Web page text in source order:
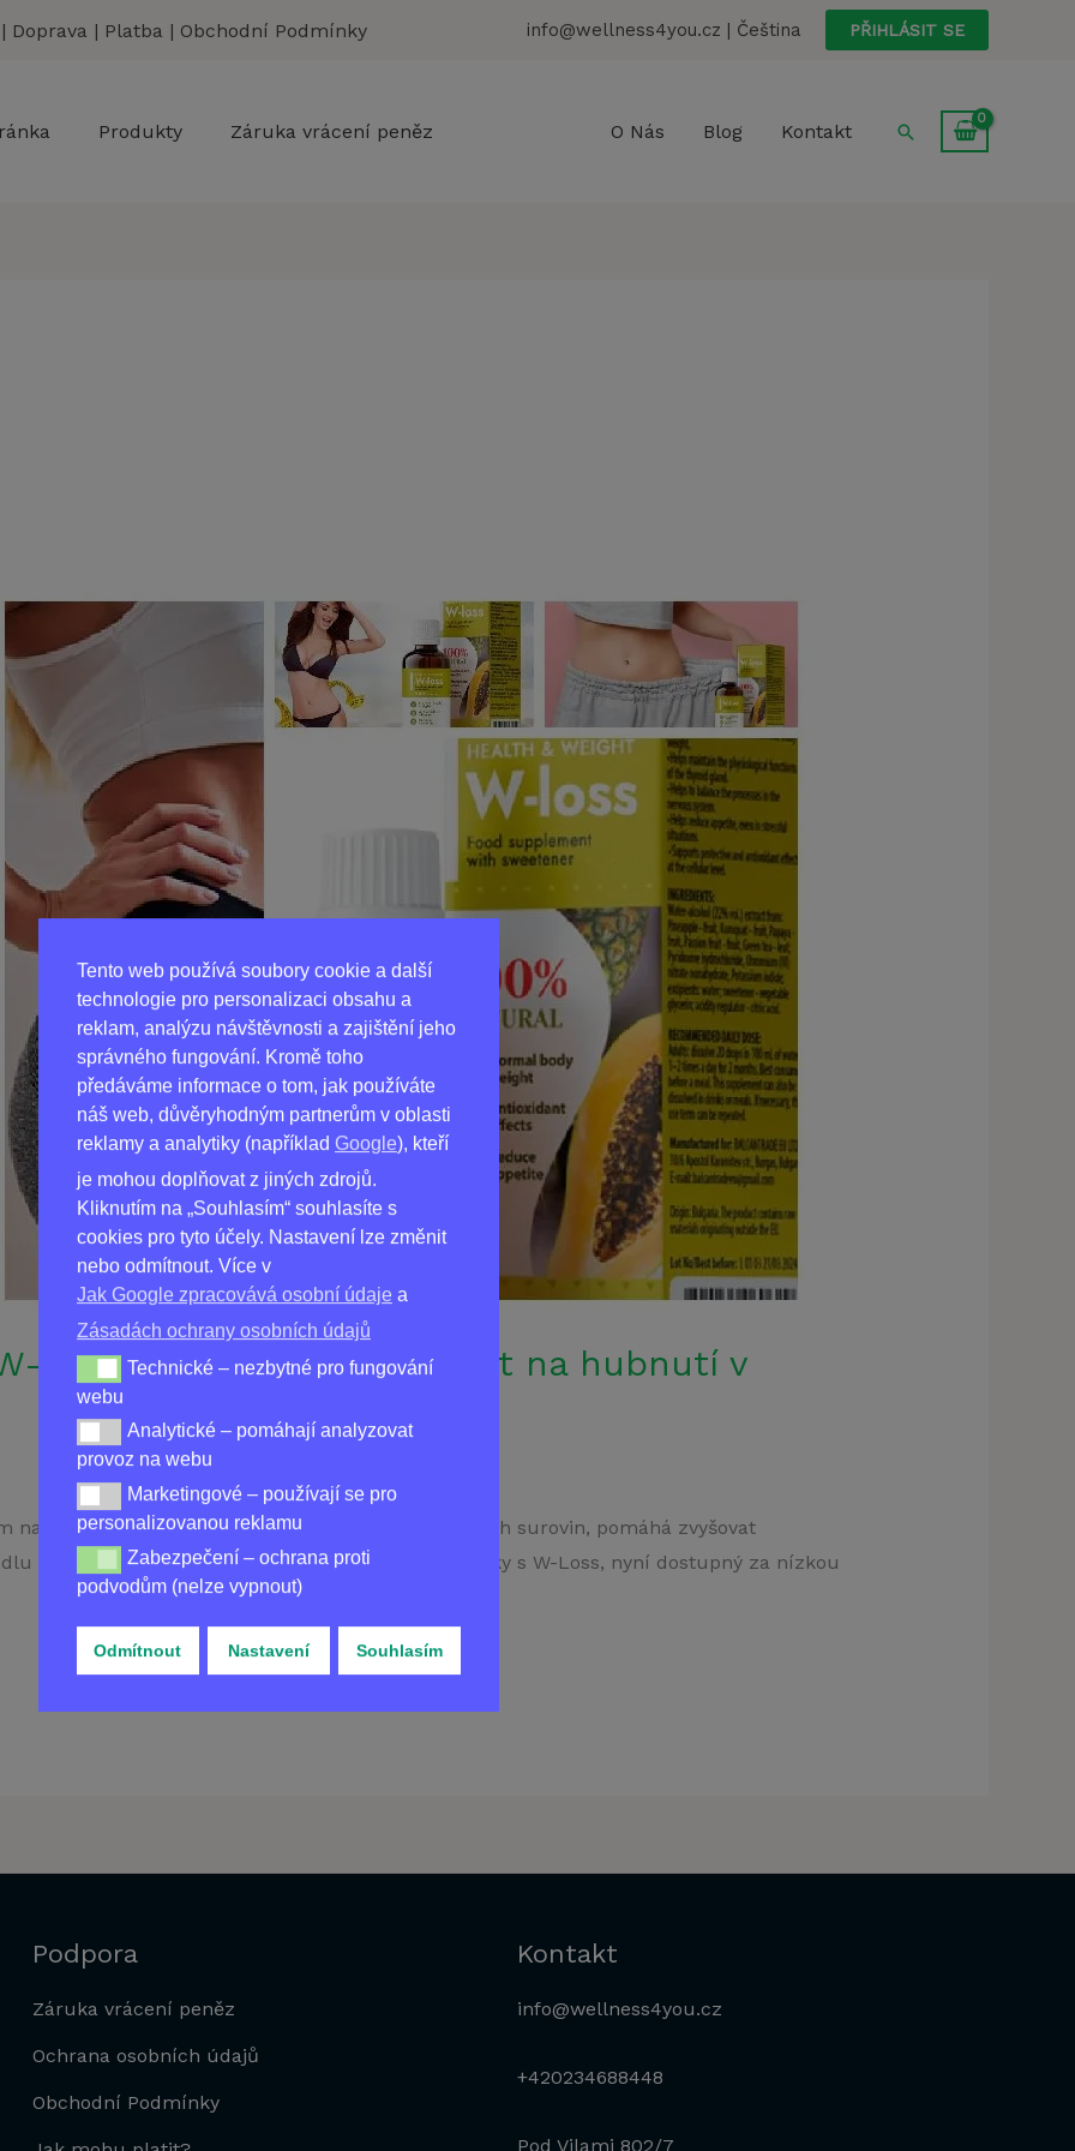
Tento web používá soubory cookie a další
technologie pro personalizaci obsahu a
reklam, analýzu návštěvnosti a zajištění jeho
správného fungování. Kromě toho
předáváme informace o tom, jak používáte
náš web, důvěryhodným partnerům v oblasti
reklamy a analytiky (například Google), kteří
je mohou doplňovat z jiných zdrojů.
Kliknutím na „Souhlasím“ souhlasíte s
cookies pro tyto účely. Nastavení lze změnit
nebo odmítnout. Více v
Jak Google zpracovává osobní údaje a
Zásadách ochrany osobních údajů
Technické – nezbytné pro fungování webu
Technické – nezbytné pro fungování
webu
Analytické – pomáhají analyzovat provoz na webu
Analytické – pomáhají analyzovat
provoz na webu
Marketingové – používají se pro personalizovanou reklamu
Marketingové – používají se pro
personalizovanou reklamu
Zabezpečení – ochrana proti podvodům (nelze vypnout)
Zabezpečení – ochrana proti
podvodům (nelze vypnout)
Odmítnout Nastavení Souhlasím
| Doprava | Platba | Obchodní Podmínky info@wellness4you.cz | Čeština PŘIHLÁSIT SE
Produkty Záruka vrácení peněz O Nás Blog Kontakt Hledat
Loss: Nejúčinnější produkt na hubnutí v
na hubnutí v České republice. Vyrobený z přírodních surovin, pomáhá zvyšovat
a snižovat hmotnost těla. Získejte nejlepší výsledky s W-Loss, nyní dostupný za nízkou
Podpora
Záruka vrácení peněz
Ochrana osobních údajů
Obchodní Podmínky
Kontakt
info@wellness4you.cz
+420234688448
Pod Vilami 802/7